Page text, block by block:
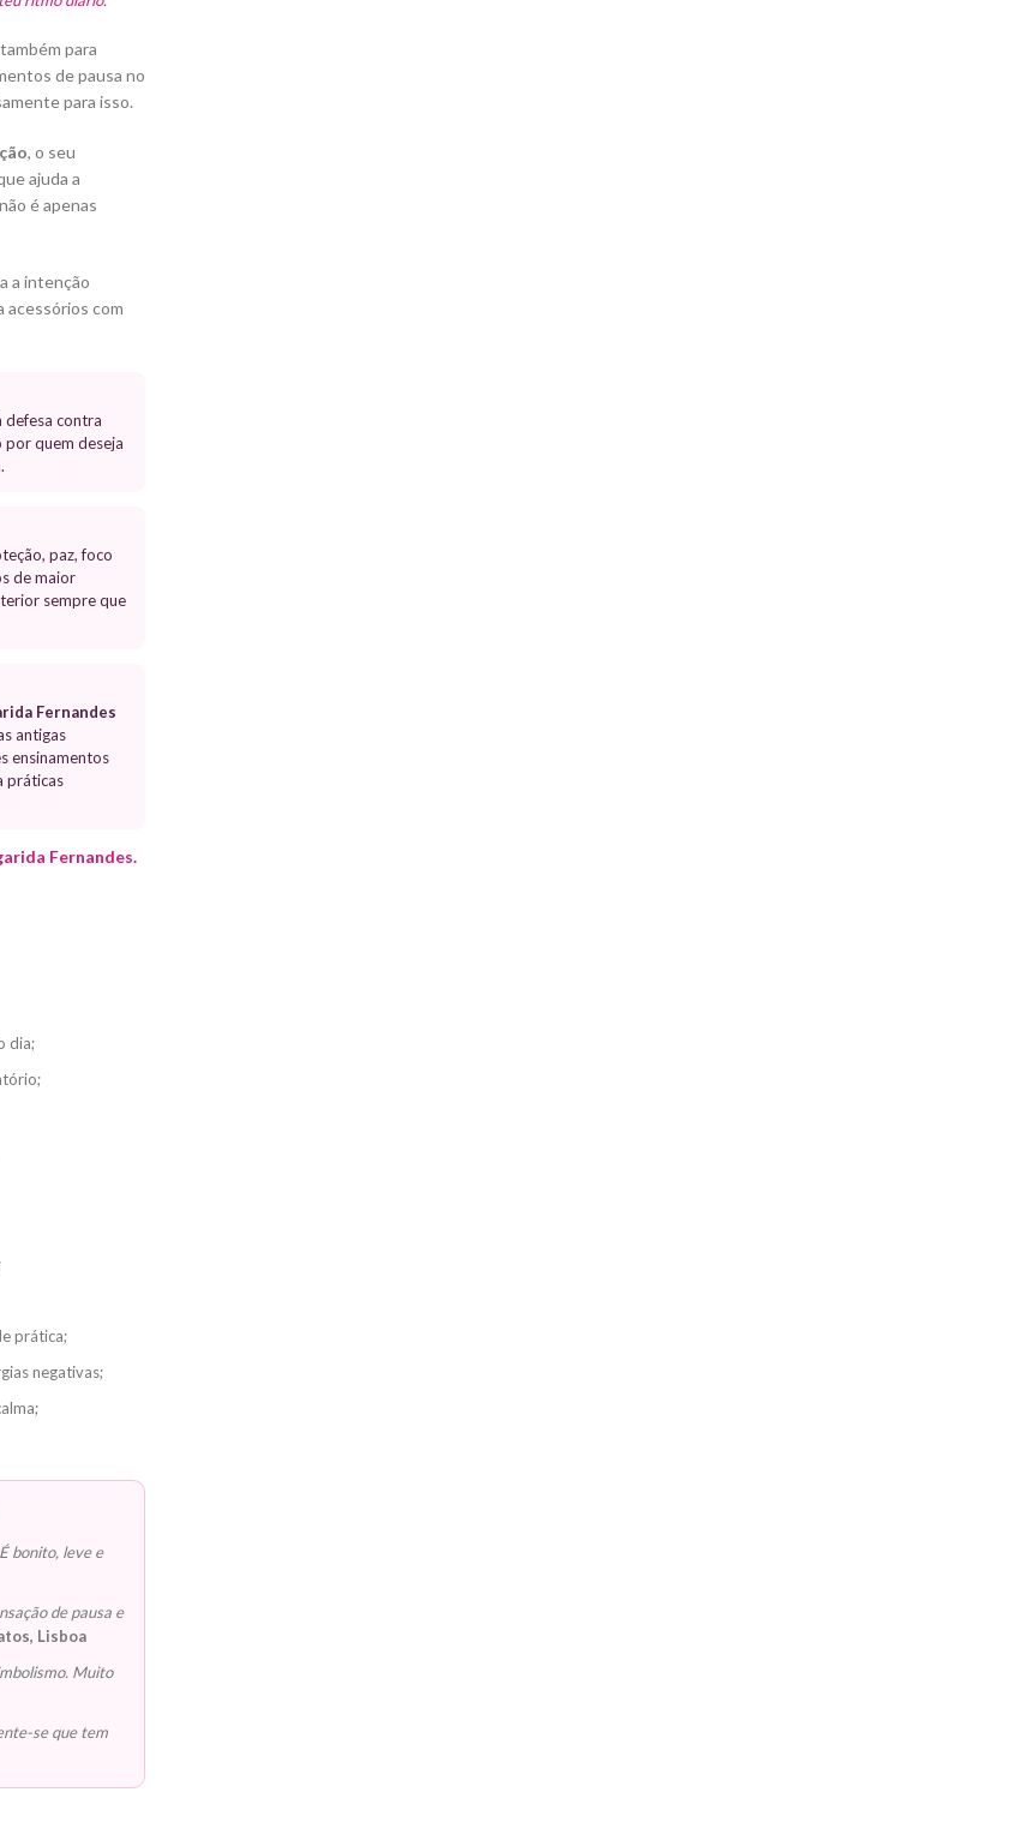
para
de pausa no
para isso.
, o seu
ajuda a
é apenas
a intenção
acessórios com
defesa contra
por quem deseja
paz, foco
de maior
sempre que
Fernandes
antigas
ensinamentos
práticas
Fernandes.
dia;
prática;
negativas;
bonito, leve e
de pausa e
Lisboa
Muito
se que tem